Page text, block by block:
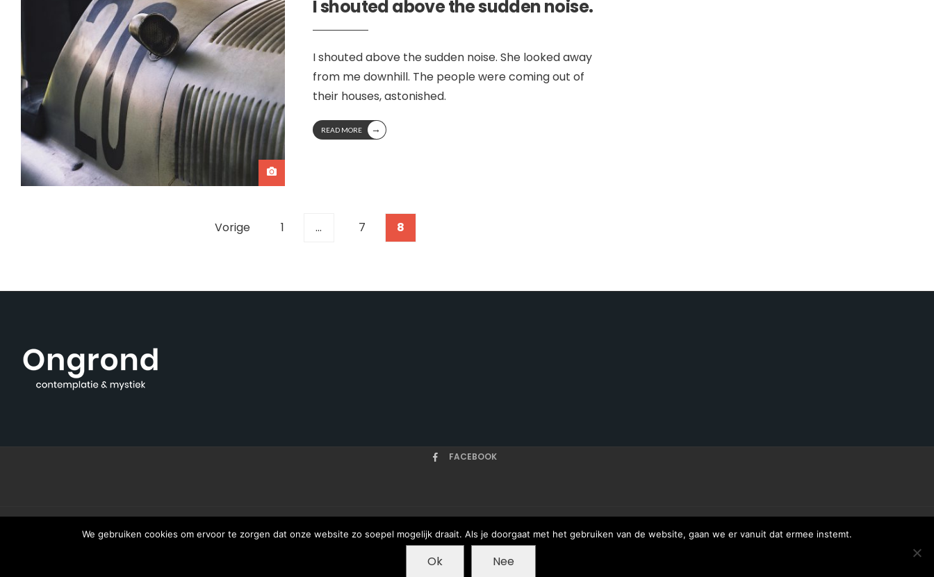
I shouted above the sudden noise.
I shouted above the sudden noise. She looked away
from me downhill. The people were coming out of
their houses, astonished.
READ MORE →
Vorige 1 … 7 8
FACEBOOK
ARTIKELEN ONZE AUTEURS
We gebruiken cookies om ervoor te zorgen dat onze website zo soepel mogelijk draait. Als je doorgaat met het gebruiken van de website, gaan we er vanuit dat ermee instemt.
Ok Nee